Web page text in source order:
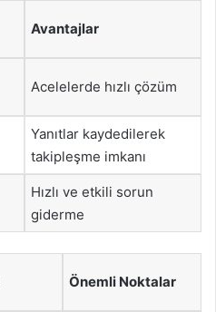
Avantajlar
Acelelerde hızlı çözüm
Yanıtlar kaydedilerek
takipleşme imkanı
Hızlı ve etkili sorun
giderme
Önemli Noktalar